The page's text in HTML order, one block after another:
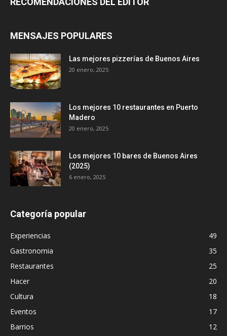
MENSAJES POPULARES
Las mejores pizzerías de Buenos Aires
20 enero, 2025
Los mejores 10 restaurantes en Puerto
Madero
20 enero, 2025
Los mejores 10 bares de Buenos Aires
(2025)
6 enero, 2025
Categoría popular
Experiencias
49
Gastronomia
35
Restaurantes
25
Hacer
20
Cultura
18
Eventos
17
Barrios
12